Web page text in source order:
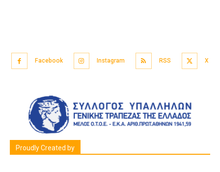
Facebook Instagram RSS X
Proudly Created by